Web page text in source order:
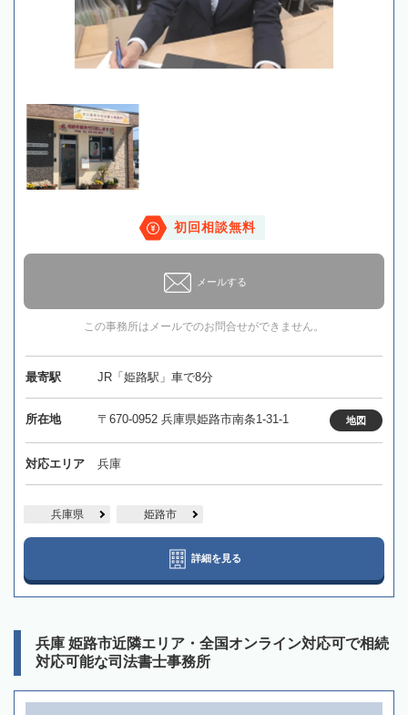
初回相談無料
メールする
この事務所はメールでのお問合せができません。
最寄駅 JR「姫路駅」車で8分
所在地 〒670-0952 兵庫県姫路市南条1-31-1 地図
対応エリア 兵庫
兵庫県 姫路市
詳細を見る
兵庫 姫路市近隣エリア・全国オンライン対応可で相続
対応可能な司法書士事務所